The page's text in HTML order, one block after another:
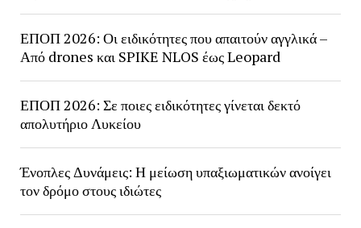
ΕΠΟΠ 2026: Οι ειδικότητες που απαιτούν αγγλικά –
Από drones και SPIKE NLOS έως Leopard
ΕΠΟΠ 2026: Σε ποιες ειδικότητες γίνεται δεκτό
απολυτήριο Λυκείου
Ένοπλες Δυνάμεις: Η μείωση υπαξιωματικών ανοίγει
τον δρόμο στους ιδιώτες